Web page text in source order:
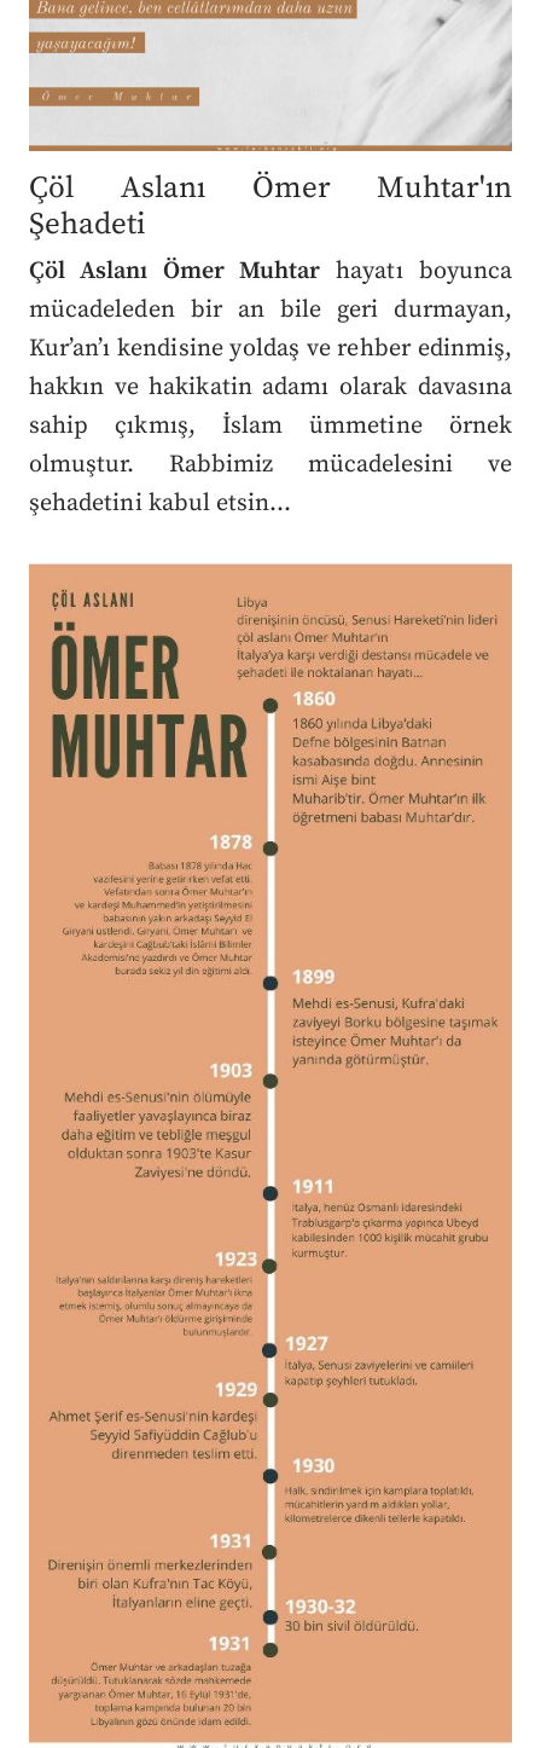
Çöl Aslanı Ömer Muhtar'ın
Şehadeti
Çöl Aslanı Ömer Muhtar hayatı boyunca
mücadeleden bir an bile geri durmayan,
Kur’an’ı kendisine yoldaş ve rehber edinmiş,
hakkın ve hakikatin adamı olarak davasına
sahip çıkmış, İslam ümmetine örnek
olmuştur. Rabbimiz mücadelesini ve
şehadetini kabul etsin…